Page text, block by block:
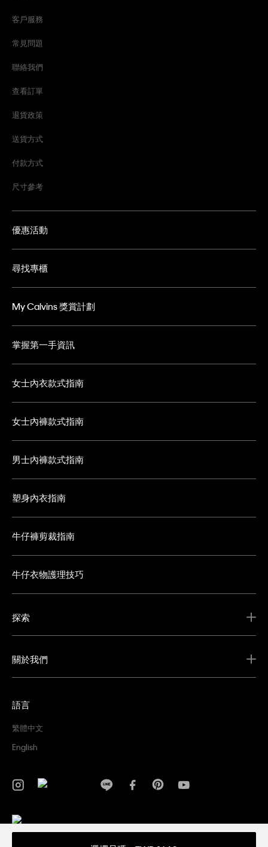
客戶服務
常見問題
聯絡我們
查看訂單
退貨政策
送貨方式
付款方式
尺寸參考
優惠活動
尋找專櫃
My Calvins 獎賞計劃
掌握第一手資訊
女士內衣款式指南
女士內褲款式指南
男士內褲款式指南
塑身內衣指南
牛仔褲剪裁指南
牛仔衣物護理技巧
探索
關於我們
語言
繁體中文
English
條款及細則